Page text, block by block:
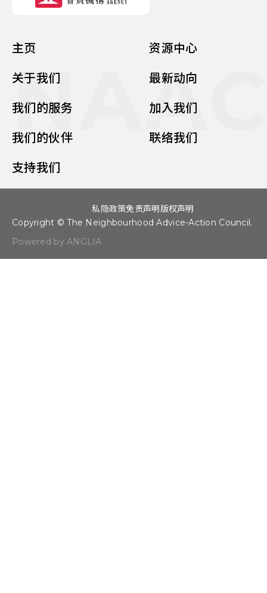
主页
关于我们
我们的服务
我们的伙伴
支持我们
资源中心
最新动向
加入我们
联络我们
Copyright © The Neighbourhood Advice-Action Council.
Powered by ANGLIA
私隐政策免责声明 版权声明